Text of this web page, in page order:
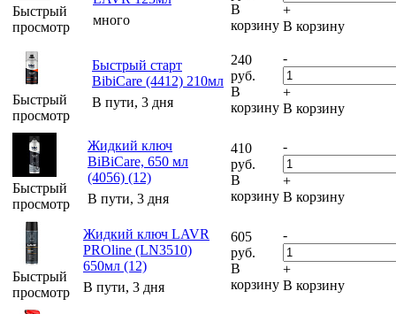
Быстрый
просмотр
много
В
корзину
+
В корзину
Быстрый
просмотр
Быстрый старт
BibiCare (4412) 210мл
В пути, 3 дня
240
руб.
В
корзину
-
+
В корзину
Быстрый
просмотр
Жидкий ключ
BiBiCare, 650 мл
(4056) (12)
В пути, 3 дня
410
руб.
В
корзину
-
+
В корзину
Быстрый
просмотр
Жидкий ключ LAVR
PROline (LN3510)
650мл (12)
В пути, 3 дня
605
руб.
В
корзину
-
+
В корзину